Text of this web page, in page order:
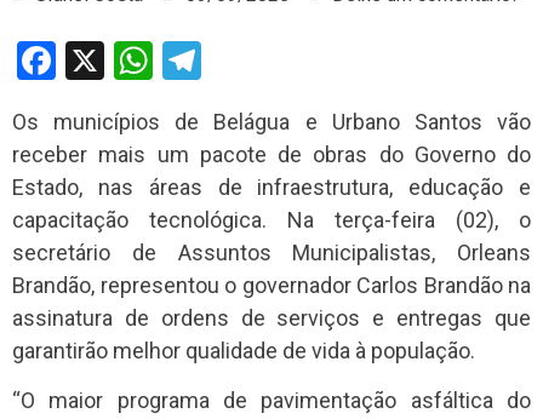
Facebook
X WhatsApp
Os municípios de Belágua e Urbano Santos vão
receber mais um pacote de obras do Governo do
Estado, nas áreas de infraestrutura, educação e
capacitação tecnológica. Na terça-feira (02), o
secretário de Assuntos Municipalistas, Orleans
Brandão, representou o governador Carlos Brandão na
assinatura de ordens de serviços e entregas que
garantirão melhor qualidade de vida à população.
“O maior programa de pavimentação asfáltica do